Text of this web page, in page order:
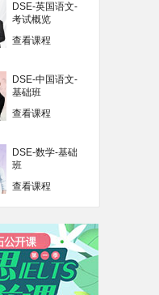
DSE-英国语文-
考试概览
查看课程
DSE-中国语文-
基础班
查看课程
DSE-数学-基础
班
查看课程